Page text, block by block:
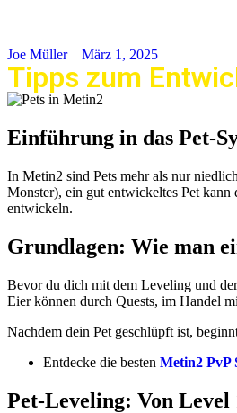
Joe Müller März 1, 2025
Tipps zum
Einführung in das Pet-
In Metin2 sind Pets mehr als nur
Monster), ein gut entwickeltes Pet
entwickeln.
Grundlagen: Wie man
Bevor du dich mit dem Leveling und
Eier können durch Quests, im Handel
Nachdem dein Pet geschlüpft ist,
Entdecke die besten Metin2 PvP
Pet-Leveling: Von Level